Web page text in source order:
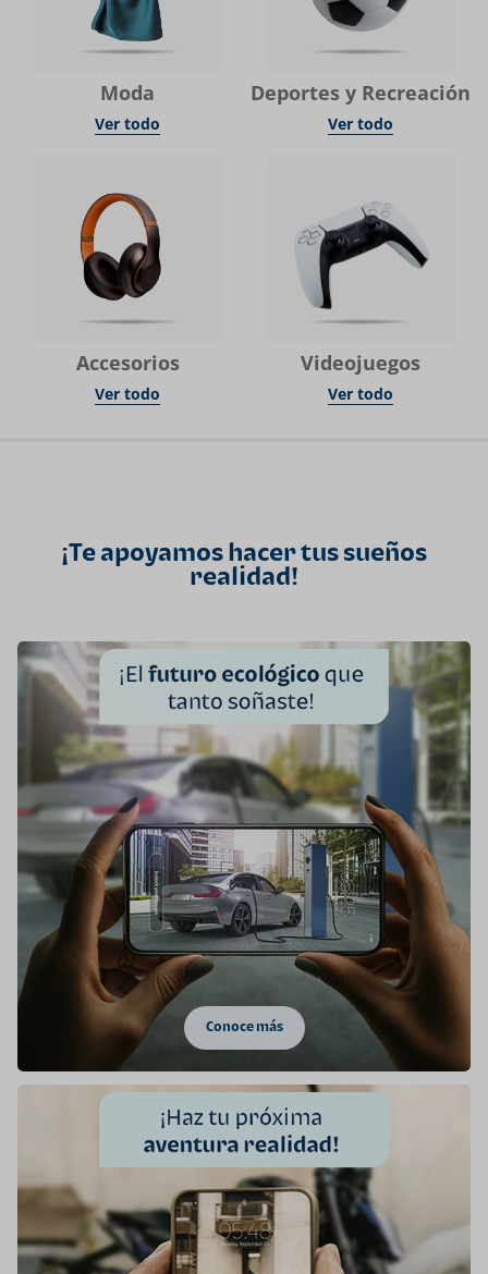
Moda
Ver todo
Deportes y Recreación
Ver todo
Accesorios
Ver todo
Videojuegos
Ver todo
¡Te apoyamos hacer tus sueños
realidad!
Conoce más